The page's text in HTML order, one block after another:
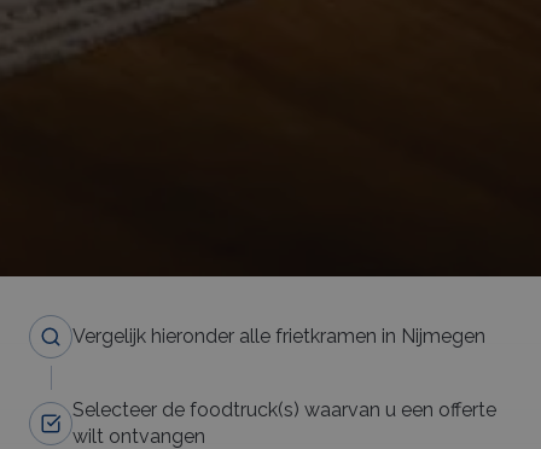
Vergelijk hieronder alle frietkramen in Nijmegen
Selecteer de foodtruck(s) waarvan u een offerte
wilt ontvangen